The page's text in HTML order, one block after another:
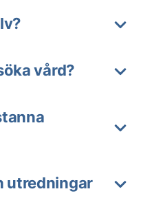
vård?
utredningar